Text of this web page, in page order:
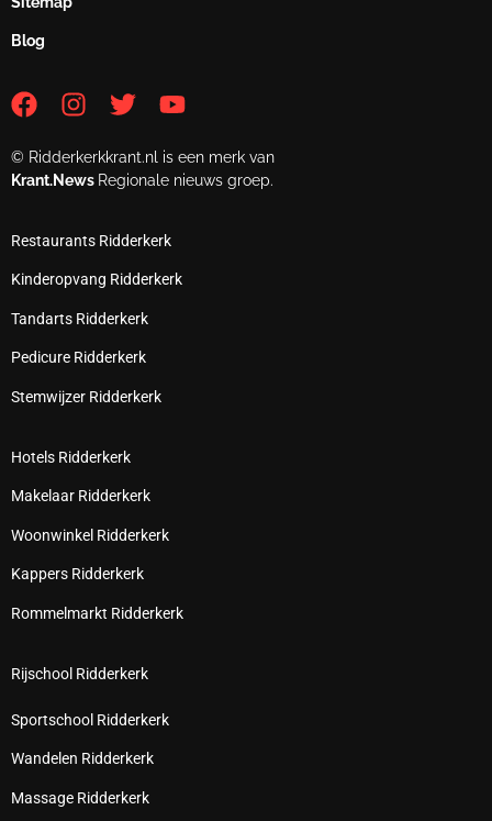
Blog
© Ridderkerkkrant.nl is een merk van
Krant.News Regionale nieuws groep.
Restaurants Ridderkerk
Kinderopvang Ridderkerk
Tandarts Ridderkerk
Pedicure Ridderkerk
Stemwijzer Ridderkerk
Hotels Ridderkerk
Makelaar Ridderkerk
Woonwinkel Ridderkerk
Kappers Ridderkerk
Rommelmarkt Ridderkerk
Rijschool Ridderkerk
Sportschool Ridderkerk
Wandelen Ridderkerk
Massage Ridderkerk